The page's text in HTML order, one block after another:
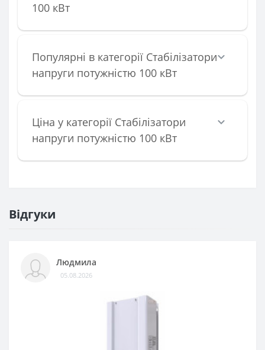
100 кВт
Популярні в категорії Стабілізатори
напруги потужністю 100 кВт
Ціна у категорії Стабілізатори
напруги потужністю 100 кВт
Відгуки
Людмила
05.08.2026